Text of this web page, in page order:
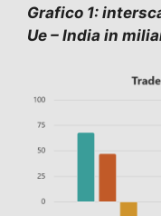
Grafico 1:
Ue – India in